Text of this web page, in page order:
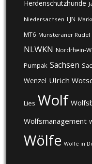
Herdenschutzhunde
Niedersachsen LJN
MT6 Munsteraner Rudel
NLWKN Nordrhein-
Pumpak Sachsen
Wenzel Ulrich
Lies Wolf
Wolfsmanagement
Wölfe Wölfe in